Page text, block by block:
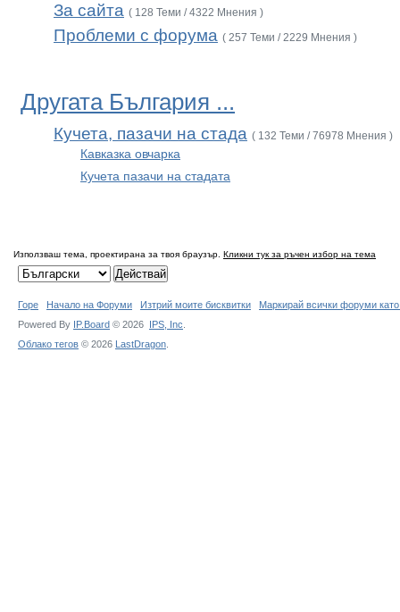
За сайта ( 128 Теми / 4322 Мнения )
Проблеми с форума ( 257 Теми / 2229 Мнения )
Другата България ...
Кучета, пазачи на стада ( 132 Теми / 76978 Мнения )
Кавказка овчарка
Кучета пазачи на стадата
Използваш тема, проектирана за твоя браузър. Кликни тук за ръчен избор на тема
Горе Начало на Форуми Изтрий моите бисквитки
Маркирай всички форуми
Powered By IP.Board © 2026 IPS, Inc
Облако тегов © 2026 LastDragon